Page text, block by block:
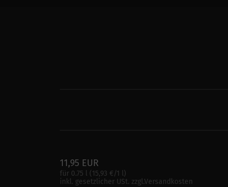
11,95 EUR
für 0.75 l (15,93 €/1 l)
inkl. gesetzlicher USt. zzgl.Versandkosten